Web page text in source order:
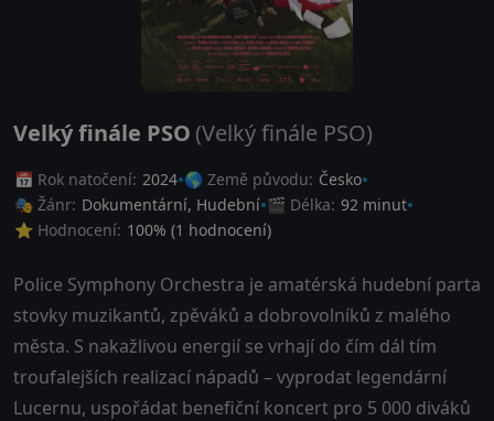
Velký finále PSO (Velký finále PSO)
📅 Rok natočení: 2024 🌎 Země původu: Česko
🎭 Žánr: Dokumentární, Hudební 🎬 Délka: 92 minut
⭐ Hodnocení: 100% (1 hodnocení)
Police Symphony Orchestra je amatérská hudební parta
stovky muzikantů, zpěváků a dobrovolníků z malého
města. S nakažlivou energií se vrhají do čím dál tím
troufalejších realizací nápadů – vyprodat legendární
Lucernu, uspořádat benefiční koncert pro 5 000 diváků